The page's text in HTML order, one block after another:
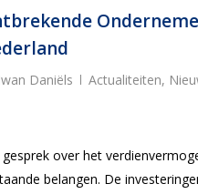
Iwan Daniëls Actualiteiten,
gesprek over het
belangen. De